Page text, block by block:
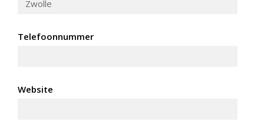
Telefoonnummer
Website